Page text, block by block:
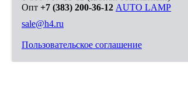
Опт +7 (383) 200-36-12 AUTO LAMP
sale@h4.ru
Пользовательское соглашение